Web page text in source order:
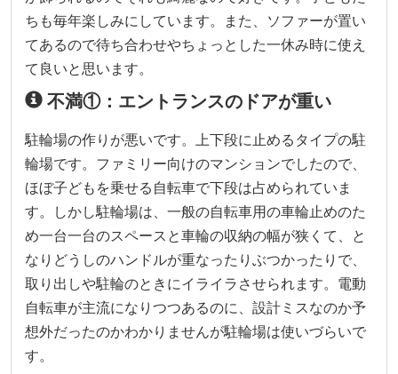
ちも毎年楽しみにしています。また、ソファーが置い
てあるので待ち合わせやちょっとした一休み時に使え
て良いと思います。
不満①：エントランスのドアが重い
駐輪場の作りが悪いです。上下段に止めるタイプの駐
輪場です。ファミリー向けのマンションでしたので、
ほぼ子どもを乗せる自転車で下段は占められていま
す。しかし駐輪場は、一般の自転車用の車輪止めのた
め一台一台のスペースと車輪の収納の幅が狭くて、と
なりどうしのハンドルが重なったりぶつかったりで、
取り出しや駐輪のときにイライラさせられます。電動
自転車が主流になりつつあるのに、設計ミスなのか予
想外だったのかわかりませんが駐輪場は使いづらいで
す。